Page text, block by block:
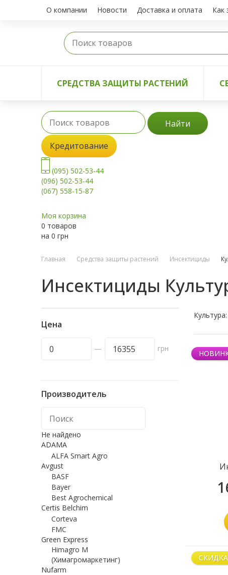
О компании Новости Доставка и оплата Как
СРЕДСТВА ЗАЩИТЫ РАСТЕНИЙ
Найти
Кредитование
(095) 502-53-44
(096) 502-53-44
(067) 558-15-87
Моя корзина
0 товаров
на 0 грн
Главная Средства защиты растений Инсектициды
Инсектициды
Цена
— грн
Производитель
Не найдено
ADAMA
ALFA Smart Agro
Avgust
BASF
Bayer
Best Agrochemical
Certis Belchim
Corteva
FMC
Green Express
Himagro M
(Химагромаркетинг)
Nufarm
Культура:
СКИДКА